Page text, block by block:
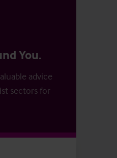
You.
advice
sectors for